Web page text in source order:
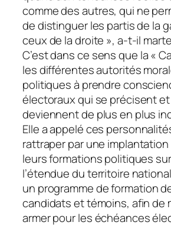
comme des autres, qui ne
de distinguer les partis de la
ceux de la droite », a-t-il
C’est dans ce sens que la «
les différentes autorités
politiques à prendre
électoraux qui se précisent
deviennent de plus en plus
Elle a appelé ces
rattraper par une
leurs formations politiques
l’étendue du territoire
un programme de formation
candidats et témoins, afin de
armer pour les échéances